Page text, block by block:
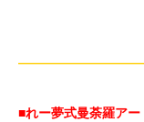
■れー夢式曼荼羅ア